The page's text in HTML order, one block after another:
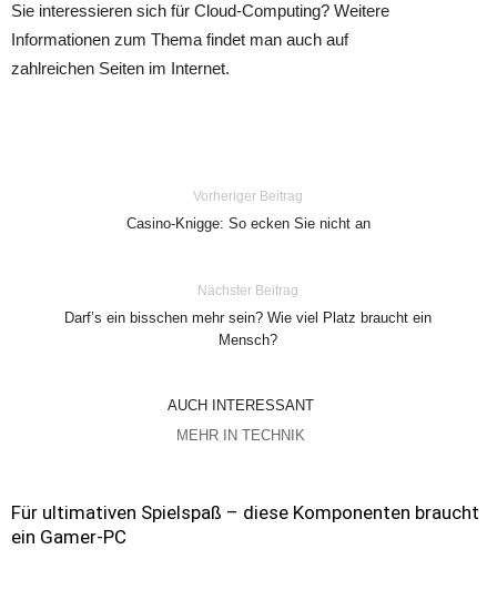
Sie interessieren sich für Cloud-Computing? Weitere
Informationen zum Thema findet man auch auf
zahlreichen Seiten im Internet.
Vorheriger Beitrag
Casino-Knigge: So ecken Sie nicht an
Nächster Beitrag
Darf’s ein bisschen mehr sein? Wie viel Platz braucht ein
Mensch?
AUCH INTERESSANT
MEHR IN TECHNIK
Für ultimativen Spielspaß – diese Komponenten braucht
ein Gamer-PC